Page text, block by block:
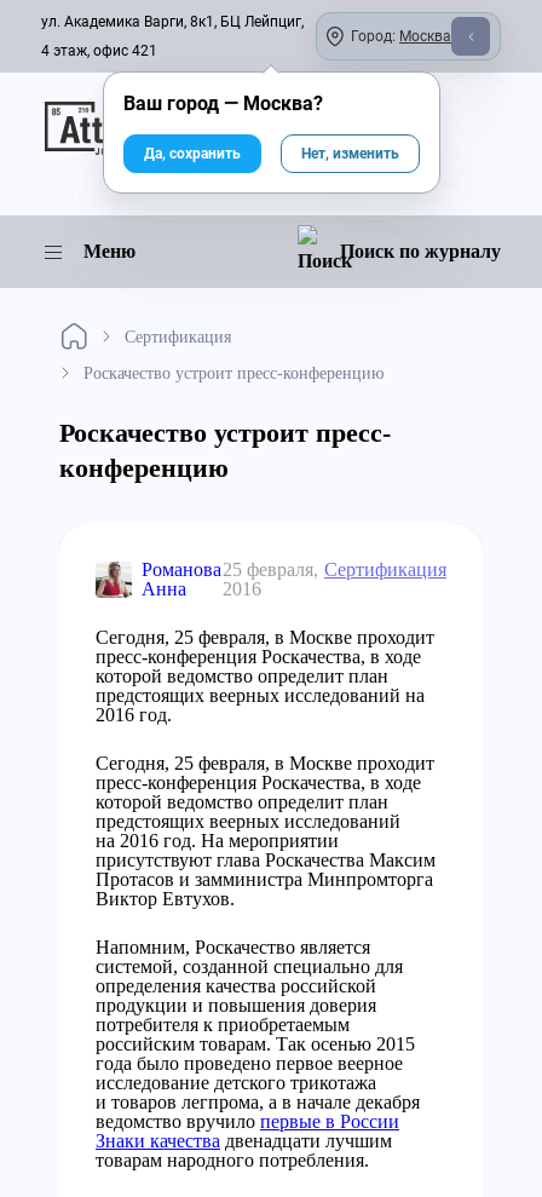
ул. Академика Варги, 8к1, БЦ Лейпциг,
4 этаж, офис 421
Город: Москва
Онлайн-журнал
Меню Поиск по журналу
Сертификация
Роскачество устроит пресс-конференцию
Роскачество устроит пресс-
конференцию
Романова
Анна
25 февраля,
2016
Сертификация
Сегодня, 25 февраля, в Москве проходит
пресс-конференция Роскачества, в ходе
которой ведомство определит план
предстоящих веерных исследований на
2016 год.
Сегодня, 25 февраля, в Москве проходит
пресс-конференция Роскачества, в ходе
которой ведомство определит план
предстоящих веерных исследований
на 2016 год. На мероприятии
присутствуют глава Роскачества Максим
Протасов и замминистра Минпромторга
Виктор Евтухов.
Напомним, Роскачество является
системой, созданной специально для
определения качества российской
продукции и повышения доверия
потребителя к приобретаемым
российским товарам. Так осенью 2015
года было проведено первое веерное
исследование детского трикотажа
и товаров легпрома, а в начале декабря
ведомство вручило первые в России
Знаки качества двенадцати лучшим
товарам народного потребления.
Ваш город — Москва?
Да, сохранить Нет, изменить